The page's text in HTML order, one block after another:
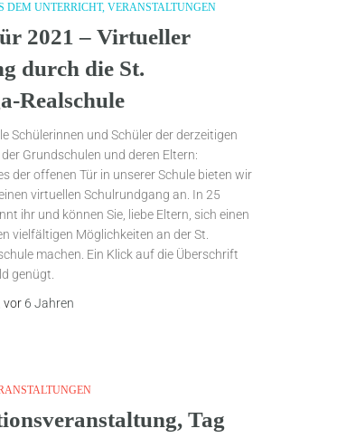
DEM UNTERRICHT VERANSTALTUNGEN
2021 – Virtueller
durch die St.
Realschule
Schülerinnen und Schüler der derzeitigen
Grundschulen und deren Eltern:
der offenen Tür in unserer Schule bieten wir
virtuellen Schulrundgang an. In 25
ihr und können Sie, liebe Eltern, sich einen
vielfältigen Möglichkeiten an der St.
machen. Ein Klick auf die Überschrift
genügt.
, vor 6 Jahren
Tag